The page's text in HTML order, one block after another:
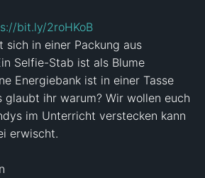
bit.ly/2roHKoB
sich in einer Packung aus
Selfie-Stab ist als Blume
Energiebank ist in einer Tasse
glaubt ihr warum? Wir wollen euch
im Unterricht verstecken kann
erwischt.